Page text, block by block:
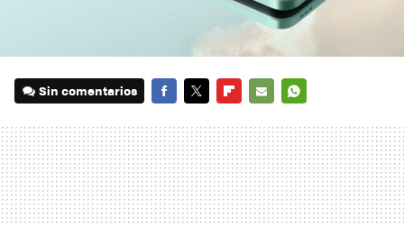
Sin comentarios
MAIL